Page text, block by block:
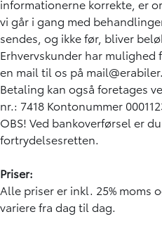
informationerne korrekte, er
vi går i gang med
sendes, og ikke før, bliver
Erhvervskunder har
en mail til os på
Betaling kan også foretages
nr.: 7418 Kontonummer
OBS! Ved bankoverførsel er
fortrydelsesretten.
Priser:
Alle priser er inkl. 25% moms
variere fra dag til dag.